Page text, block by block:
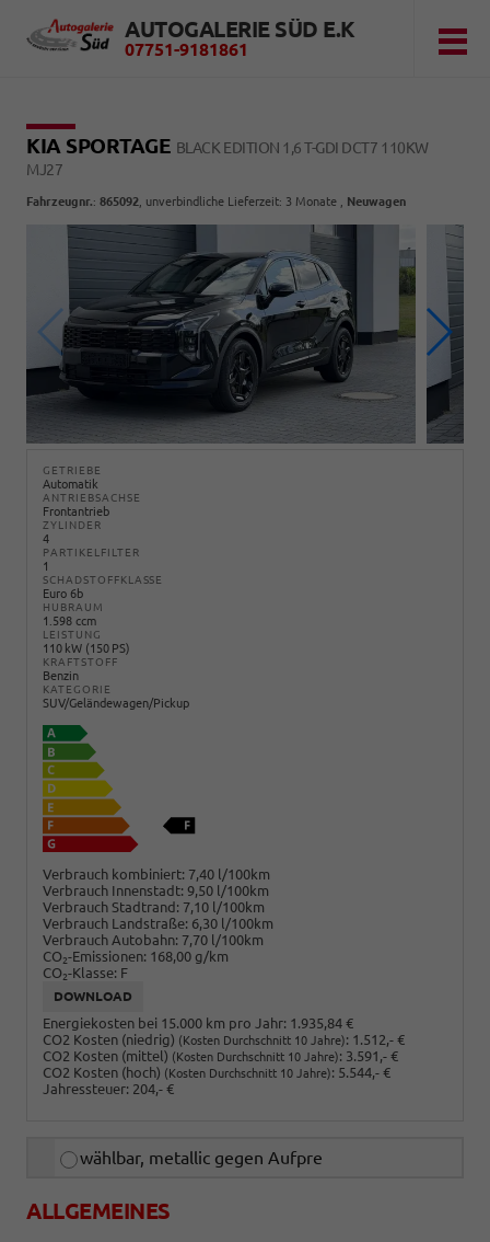
AUTOGALERIE SÜD E.K
07751-9181861
KIA SPORTAGE BLACK EDITION 1,6 T-GDI DCT7 110KW
MJ27
Fahrzeugnr.: 865092 , unverbindliche Lieferzeit: 3 Monate Neuwagen
GETRIEBE
Automatik
ANTRIEBSACHSE
Frontantrieb
ZYLINDER
4
PARTIKELFILTER
1
SCHADSTOFFKLASSE
Euro 6b
HUBRAUM
1.598 ccm
LEISTUNG
110 kW (150 PS)
KRAFTSTOFF
Benzin
KATEGORIE
SUV/Geländewagen/Pickup
Verbrauch kombiniert: 7,40 l/100km
Verbrauch Innenstadt: 9,50 l/100km
Verbrauch Stadtrand: 7,10 l/100km
Verbrauch Landstraße: 6,30 l/100km
Verbrauch Autobahn: 7,70 l/100km
CO2-Emissionen: 168,00 g/km
CO2-Klasse: F
DOWNLOAD
Energiekosten bei 15.000 km pro Jahr: 1.935,84 €
CO2 Kosten (niedrig) (Kosten Durchschnitt 10 Jahre): 1.512,- €
CO2 Kosten (mittel) (Kosten Durchschnitt 10 Jahre): 3.591,- €
CO2 Kosten (hoch) (Kosten Durchschnitt 10 Jahre): 5.544,- €
Jahressteuer: 204,- €
wählbar, metallic gegen Aufpre
ALLGEMEINES